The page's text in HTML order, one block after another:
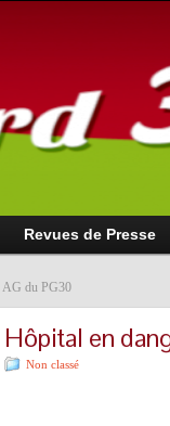
Revues de Presse
AG du PG30
Hôpital en
Non classé